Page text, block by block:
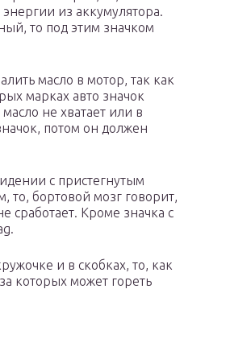
из аккумулятора.
то под этим значком
масло в мотор, так как
марках авто значок
не хватает или в
потом он должен
с пристегнутым
то, бортовой мозг говорит,
сработает. Кроме значка с
и в скобках, то, как
которых может гореть